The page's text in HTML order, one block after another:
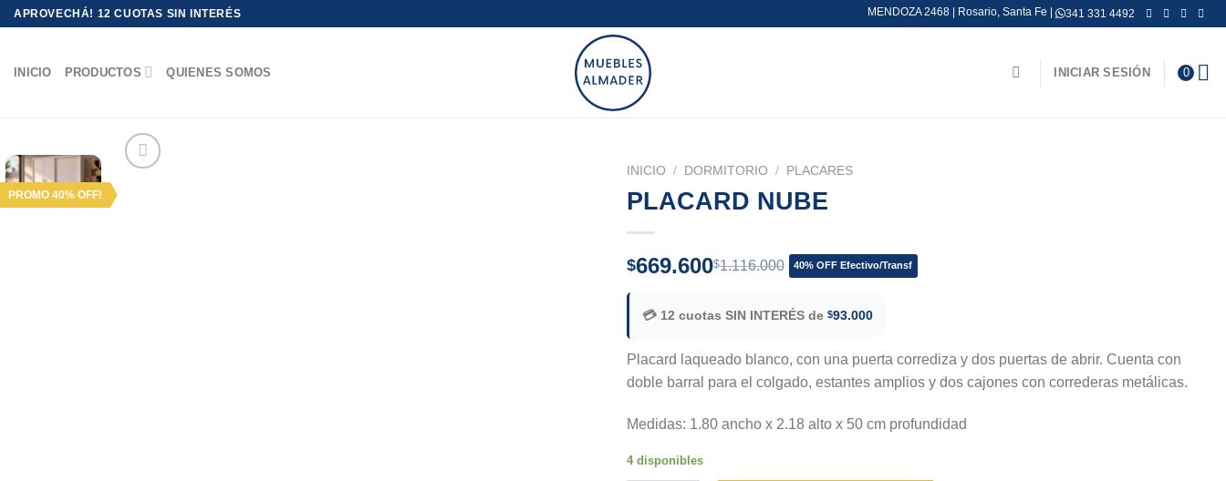
Saltar
APROVECHÁ! 12 CUOTAS SIN INTERÉS MENDOZA 2468 | Rosario, Santa Fe | 341 331 4492
INICIO PRODUCTOS QUIENES SOMOS INICIAR SESIÓN 0
PROMO 40% OFF!
INICIO / DORMITORIO / PLACARES
PLACARD NUBE
$669.600$1.116.000 40% OFF Efectivo/Transf
💳 12 cuotas SIN INTERÉS de $93.000
Placard laqueado blanco, con una puerta corrediza y dos puertas de abrir. Cuenta con
doble barral para el colgado, estantes amplios y dos cajones con correderas metálicas.
Medidas: 1.80 ancho x 2.18 alto x 50 cm profundidad
4 disponibles